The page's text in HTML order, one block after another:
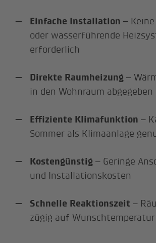
Einfache Installation –
oder wasserführende
erforderlich
Direkte Raumheizung –
in den Wohnraum abgegeben
Effiziente Klimafunktion –
Sommer als Klimaanlage
Kostengünstig – Geringe
und Installationskosten
Schnelle Reaktionszeit –
zügig auf